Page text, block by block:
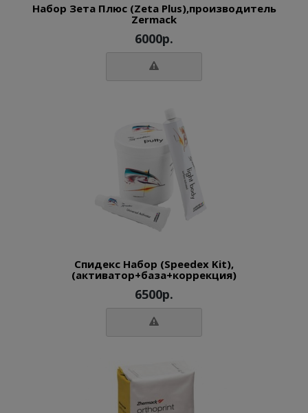
Набор Зета Плюс (Zeta Plus),производитель
Zermack
6000р.
Спидекс Набор (Speedex Kit),
(активатор+база+коррекция)
6500р.